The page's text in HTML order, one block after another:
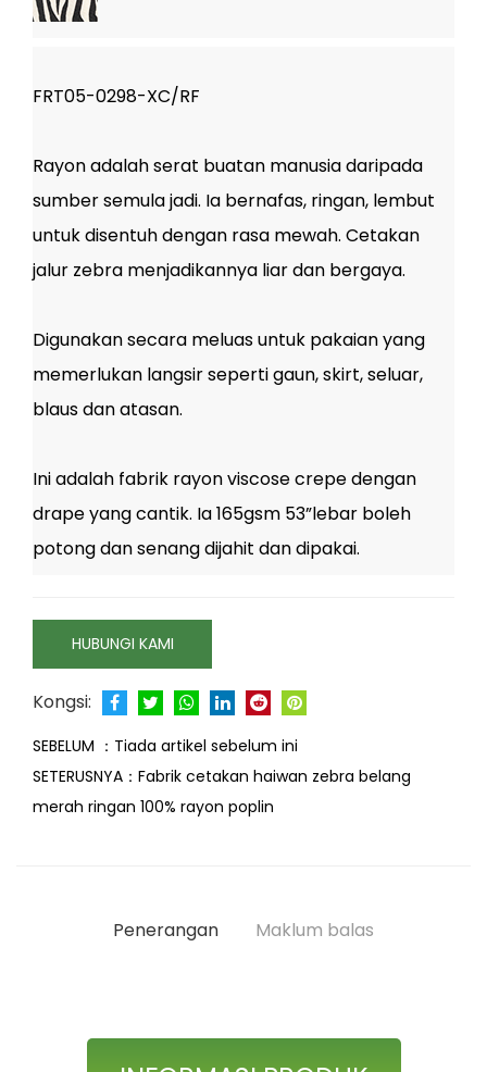
FRT05-0298-XC/RF
Rayon adalah serat buatan manusia daripada
sumber semula jadi. Ia bernafas, ringan, lembut
untuk disentuh dengan rasa mewah. Cetakan
jalur zebra menjadikannya liar dan bergaya.
Digunakan secara meluas untuk pakaian yang
memerlukan langsir seperti gaun, skirt, seluar,
blaus dan atasan.
Ini adalah fabrik rayon viscose crepe dengan
drape yang cantik. Ia 165gsm 53”lebar boleh
potong dan senang dijahit dan dipakai.
HUBUNGI KAMI
Kongsi:
SEBELUM ： Tiada artikel sebelum ini
SETERUSNYA： Fabrik cetakan haiwan zebra belang
merah ringan 100% rayon poplin
Penerangan Maklum balas